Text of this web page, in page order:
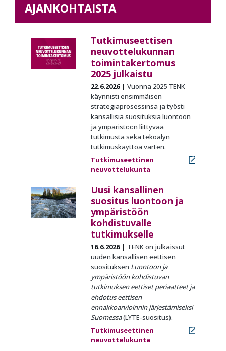
AJANKOHTAISTA
Tutkimuseettisen
neuvottelukunnan
toimintakertomus
2025 julkaistu
22.6.2026
Vuonna 2025 TENK
käynnisti ensimmäisen
strategiaprosessinsa ja työsti
kansallisia suosituksia luontoon
ja ympäristöön liittyvää
tutkimusta sekä tekoälyn
tutkimuskäyttöä varten.
Tutkimuseettinen
neuvottelukunta
Uusi kansallinen
suositus luontoon ja
ympäristöön
kohdistuvalle
tutkimukselle
16.6.2026
TENK on julkaissut
uuden kansallisen eettisen
suosituksen Luontoon ja
ympäristöön kohdistuvan
tutkimuksen eettiset periaatteet ja
ehdotus eettisen
ennakkoarvioinnin järjestämiseksi
Suomessa(LYTE-suositus).
Tutkimuseettinen
neuvottelukunta